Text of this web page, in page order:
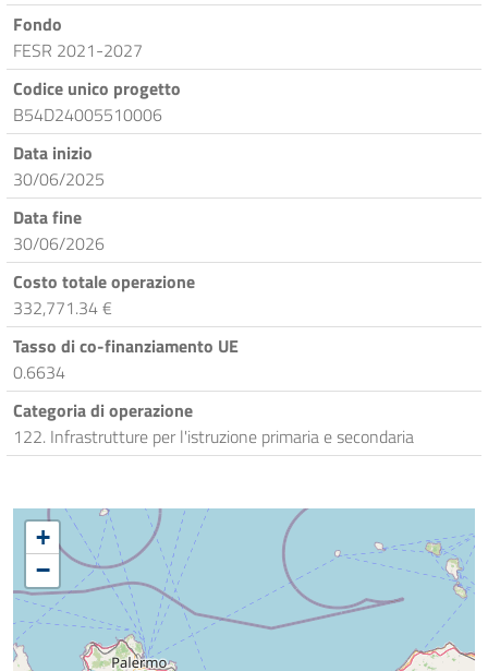
Fondo
FESR 2021-2027
Codice unico progetto
B54D24005510006
Data inizio
30/06/2025
Data fine
30/06/2026
Costo totale operazione
332,771.34 €
Tasso di co-finanziamento UE
0.6634
Categoria di operazione
122. Infrastrutture per l'istruzione primaria e secondaria
+
−